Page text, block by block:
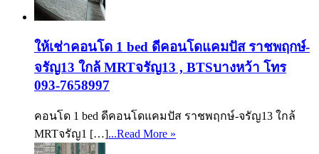
ให้เช่าคอนโด 1 bed ดีคอนโดแคมปัส ราชพฤกษ์-
จรัญ13 ใกล้ MRTจรัญ13 , BTSบางหว้า โทร
093-7658997
คอนโด 1 bed ดีคอนโดแคมปัส ราชพฤกษ์-จรัญ13 ใกล้
MRTจรัญ1 […]...Read More »